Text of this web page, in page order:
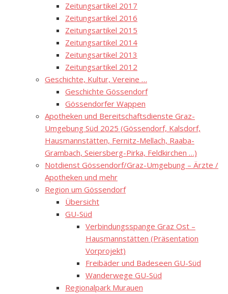
Zeitungsartikel 2017
Zeitungsartikel 2016
Zeitungsartikel 2015
Zeitungsartikel 2014
Zeitungsartikel 2013
Zeitungsartikel 2012
Geschichte, Kultur, Vereine …
Geschichte Gössendorf
Gössendorfer Wappen
Apotheken und Bereitschaftsdienste Graz-
Umgebung Süd 2025 (Gössendorf, Kalsdorf,
Hausmannstätten, Fernitz-Mellach, Raaba-
Grambach, Seiersberg-Pirka, Feldkirchen …)
Notdienst Gössendorf/Graz-Umgebung – Ärzte /
Apotheken und mehr
Region um Gössendorf
Übersicht
GU-Süd
Verbindungsspange Graz Ost –
Hausmannstätten (Präsentation
Vorprojekt)
Freibäder und Badeseen GU-Süd
Wanderwege GU-Süd
Regionalpark Murauen